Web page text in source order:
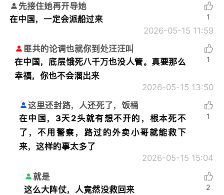
先接住她再开导她
在中国，一定会派船过来
2026-05-15 11:59
1
匪共的论调也就你到处汪汪叫
在中国，底层饿死八千万也没人管。真要那么
幸福，你也不会溜出来
2026-05-15 13:50
1
这里还封路，人还死了，饭桶
在中国，3天2头就有想不开的，根本死不
了，不用警察，路过的外卖小哥就能救下
来，这样的事太多了
2026-05-15 15:04
1
就是
这么大阵仗，人竟然没救回来
2